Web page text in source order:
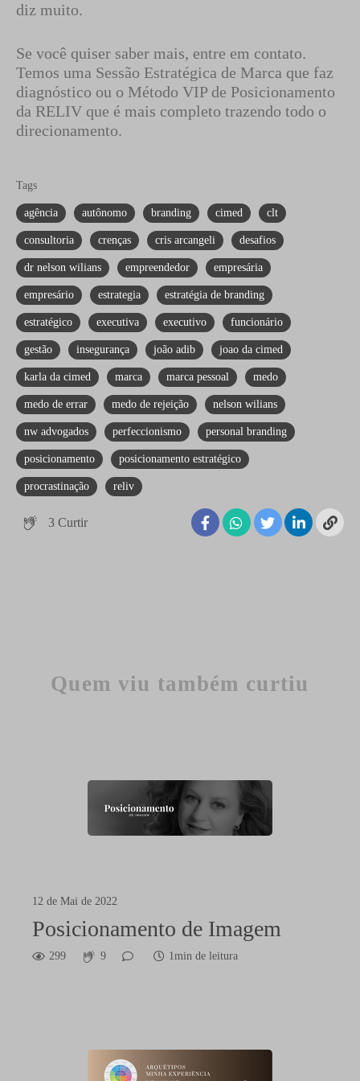
diz muito.
Se você quiser saber mais, entre em contato.
Temos uma Sessão Estratégica de Marca que faz
diagnóstico ou o Método VIP de Posicionamento
da RELIV que é mais completo trazendo todo o
direcionamento.
Tags
agência autônomo branding cimed clt
consultoria crenças cris arcangeli desafios
dr nelson wilians empreendedor empresária
empresário estrategia estratégia de branding
estratégico executiva executivo funcionário
gestão insegurança joão adib joao da cimed
karla da cimed marca marca pessoal medo
medo de errar medo de rejeição nelson wilians
nw advogados perfeccionismo personal branding
posicionamento posicionamento estratégico
procrastinação reliv
3 Curtir
Quem viu também curtiu
12 de Mai de 2022
Posicionamento de Imagem
299 9 1min de leitura